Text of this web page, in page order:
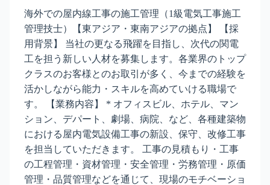
海外での屋内線工事の施工管理（1級電気工事施工
管理技士）【東アジア・東南アジアの拠点】 【採
用背景】 当社の更なる飛躍を目指し、次代の関電
工を担う新しい人材を募集します。各業界のトップ
クラスのお客様とのお取引が多く、今までの経験を
活かしながら能力・スキルを高めていける職場で
す。 【業務内容】 * オフィスビル、ホテル、マン
ション、デパート、劇場、病院、など、各種建築物
における屋内電気設備工事の新設、保守、改修工事
を担当していただきます。 工事の見積もり・工事
の工程管理・資材管理・安全管理・労務管理・原価
管理・品質管理などを通じて、現場のモチベーショ